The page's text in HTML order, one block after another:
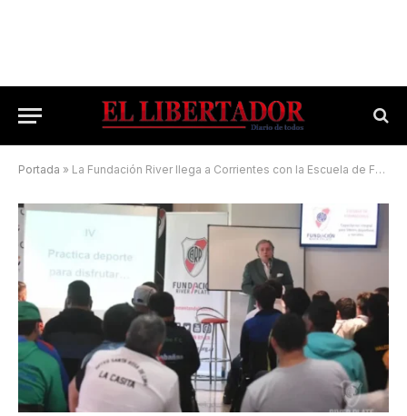
Portada » La Fundación River llega a Corrientes con la Escuela de Formadores